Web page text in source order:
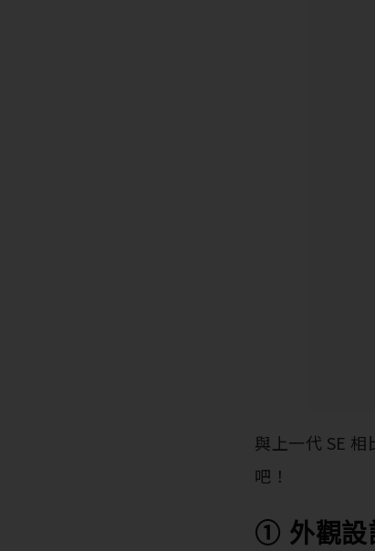
與上一代 SE
吧！
① 外觀設